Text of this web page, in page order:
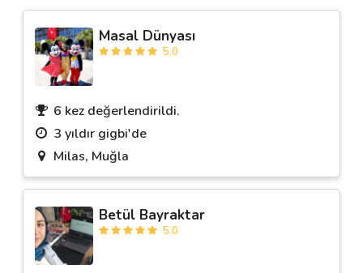
Masal Dünyası
5.0
6 kez değerlendirildi.
3 yıldır gigbi'de
Milas, Muğla
Betül Bayraktar
5.0